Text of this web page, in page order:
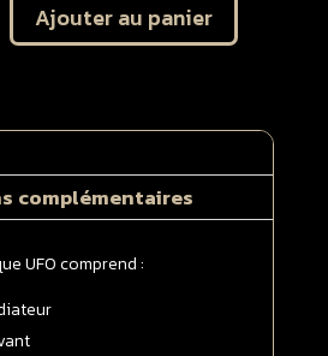
Ajouter au panier
complémentaires
UFO comprend :